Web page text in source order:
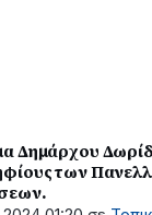
Δημάρχου
των